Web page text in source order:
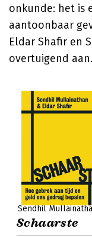
onkunde: het is
aantoonbaar
Eldar Shafir en
overtuigend aan.
Sendhil
Schaarste